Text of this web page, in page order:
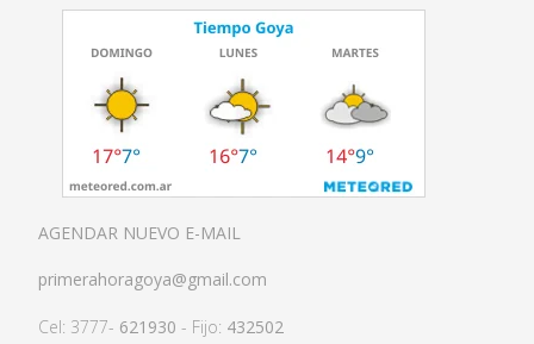
AGENDAR NUEVO E-MAIL
primerahoragoya@gmail.com
Cel: 3777- 621930 - Fijo: 432502